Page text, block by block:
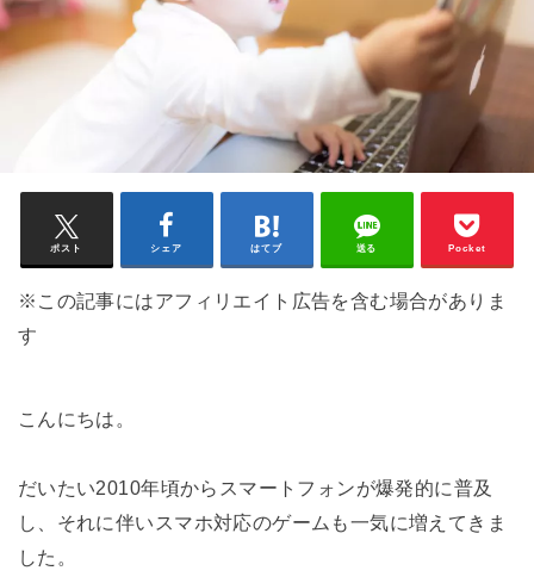
ポスト シェア はてブ 送る Pocket
※この記事にはアフィリエイト広告を含む場合がありま
す
こんにちは。
だいたい2010年頃からスマートフォンが爆発的に普及
し、それに伴いスマホ対応のゲームも一気に増えてきま
した。